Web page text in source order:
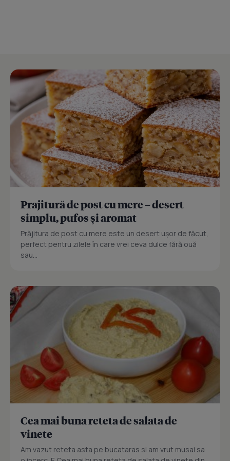
Prajitură de post cu mere – desert
simplu, pufos și aromat
Prăjitura de post cu mere este un desert ușor de făcut,
perfect pentru zilele în care vrei ceva dulce fără ouă
sau...
Cea mai buna reteta de salata de
vinete
Am vazut reteta asta pe bucataras si am vrut musai sa